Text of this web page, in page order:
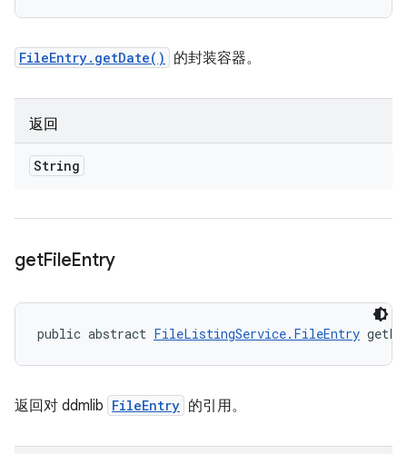
FileEntry.getDate() 的封装容器。
返回
String
getFileEntry
public abstract FileListingService.FileEntry
返回对 ddmlib FileEntry 的引用。